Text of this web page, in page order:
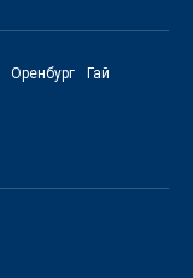
Оренбург Гай